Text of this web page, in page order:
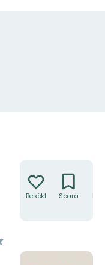
Besökt Spara